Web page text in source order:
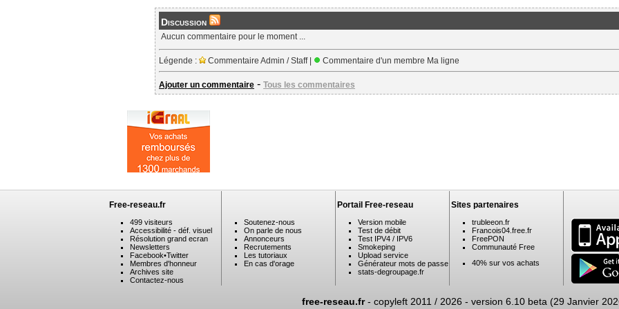
Discussion
Aucun commentaire pour le moment ...
Légende : Commentaire Admin / Staff | Commentaire d'un membre Ma ligne
Ajouter un commentaire - Tous les commentaires
Free-reseau.fr
499 visiteurs
Accessibilité - déf. visuel
Résolution grand ecran
Newsletters
Facebook•Twitter
Membres d'honneur
Archives site
Contactez-nous
Soutenez-nous
On parle de nous
Annonceurs
Recrutements
Les tutoriaux
En cas d'orage
Portail Free-reseau
Version mobile
Test de débit
Test IPV4 / IPV6
Smokeping
Upload service
Générateur mots de passe
stats-degroupage.fr
Sites partenaires
trubleeon.fr
Francois04.free.fr
FreePON
Communauté Free
40% sur vos achats
free-reseau.fr- copyleft 2011 / 2026 - version 6.10 beta (29 Janvier